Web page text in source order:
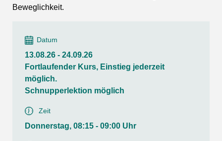
Beweglichkeit.
Datum
13.08.26 - 24.09.26
Fortlaufender Kurs, Einstieg jederzeit
möglich.
Schnupperlektion möglich
Zeit
Donnerstag, 08:15 - 09:00 Uhr